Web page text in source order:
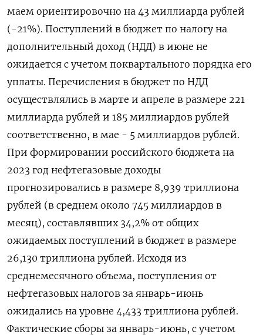
маем ориентировочно на 43 миллиарда рублей
(-21%). Поступлений в бюджет по налогу на
дополнительный доход (НДД) в июне не
ожидается с учетом поквартального порядка его
уплаты. Перечисления в бюджет по НДД
осуществлялись в марте и апреле в размере 221
миллиарда рублей и 185 миллиардов рублей
соответственно, в мае - 5 миллиардов рублей.
При формировании российского бюджета на
2023 год нефтегазовые доходы
прогнозировались в размере 8,939 триллиона
рублей (в среднем около 745 миллиардов в
месяц), составлявших 34,2% от общих
ожидаемых поступлений в бюджет в размере
26,130 триллиона рублей. Исходя из
среднемесячного объема, поступления от
нефтегазовых налогов за январь-июнь
ожидались на уровне 4,433 триллиона рублей.
Фактические сборы за январь-июнь, с учетом